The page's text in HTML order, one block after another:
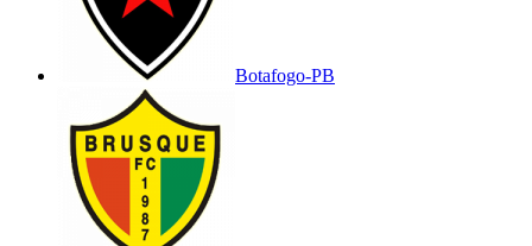
Botafogo-PB